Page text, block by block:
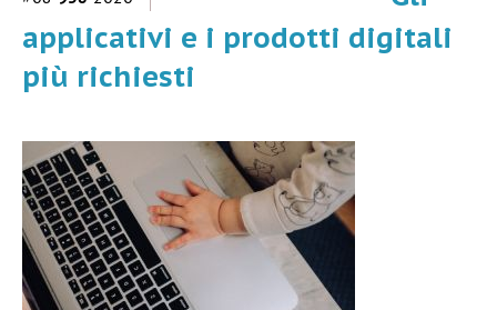
applicativi e i prodotti digitali
più richiesti